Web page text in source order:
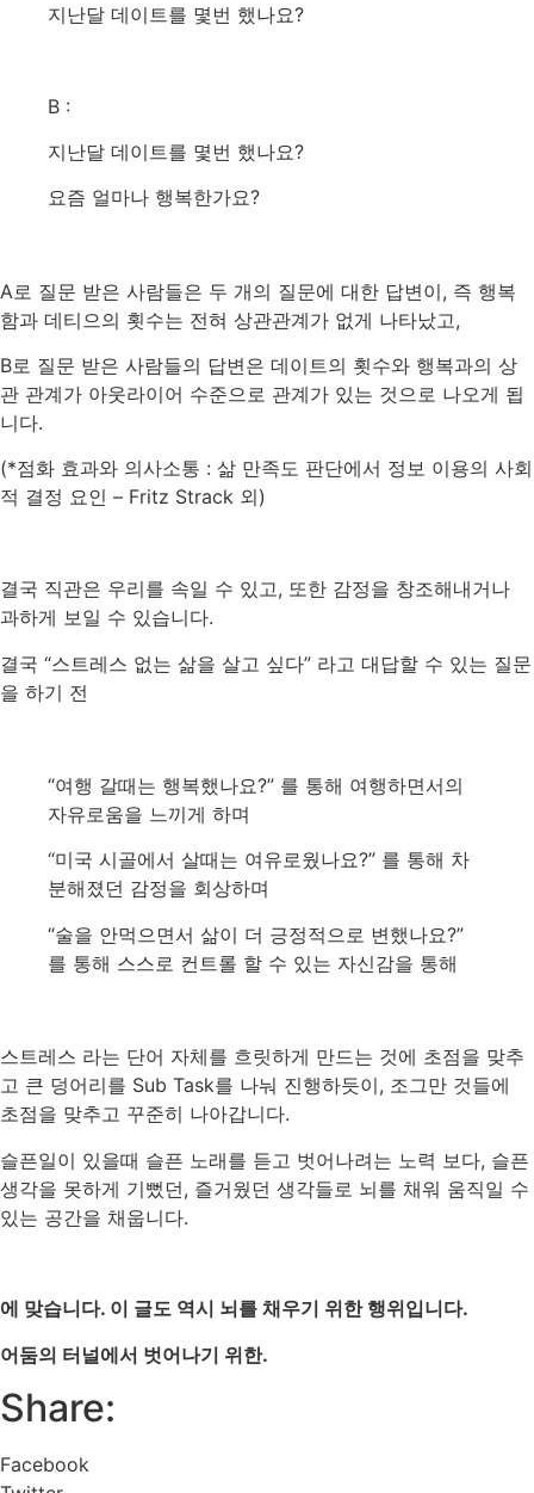
지난달 데이트를 몇번 했나요?
B :
지난달 데이트를 몇번 했나요?
요즘 얼마나 행복한가요?
A 로 질문 받은 사람들은 두 개의 질문에 대한 답변이, 즉 행복
함과 데티으의 횟수는 전혀 상관관계가 없게 나타났고,
B로 질문 받은 사람들의 답변은 데이트의 횟수와 행복과의 상
관 관계가 아웃라이어 수준으로 관계가 있는 것으로 나오게 됩
니다.
(*점화 효과와 의사소통 : 삶 만족도 판단에서 정보 이용의 사회
적 결정 요인 – Fritz Strack 외)
결국 직관은 우리를 속일 수 있고, 또한 감정을 창조해내거나
과하게 보일 수 있습니다.
결국 “스트레스 없는 삶을 살고 싶다” 라고 대답할 수 있는 질문
을 하기 전
“여행 갈때는 행복했나요?” 를 통해 여행하면서의
자유로움을 느끼게 하며
“미국 시골에서 살때는 여유로웠나요?” 를 통해 차
분해졌던 감정을 회상하며
“술을 안먹으면서 삶이 더 긍정적으로 변했나요?”
를 통해 스스로 컨트롤 할 수 있는 자신감을 통해
스트레스 라는 단어 자체를 흐릿하게 만드는 것에 초점을 맞추
고 큰 덩어리를 Sub Task를 나눠 진행하듯이, 조그만 것들에
초점을 맞추고 꾸준히 나아갑니다.
슬픈일이 있을때 슬픈 노래를 듣고 벗어나려는 노력 보다, 슬픈
생각을 못하게 기뻤던, 즐거웠던 생각들로 뇌를 채워 움직일 수
있는 공간을 채웁니다.
에 맞습니다. 이 글도 역시 뇌를 채우기 위한 행위입니다.
어둠의 터널에서 벗어나기 위한.
Share:
Facebook